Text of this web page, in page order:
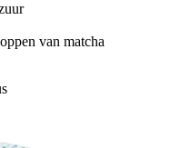
van matcha